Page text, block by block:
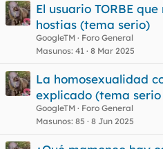
El usuario TORBE
hostias (tema serio)
GoogleTM
Foro General
Masunos 41 8 Mar 2025
La homosexualidad
explicado (tema
GoogleTM
Foro General
Masunos 85 8 Jun 2025